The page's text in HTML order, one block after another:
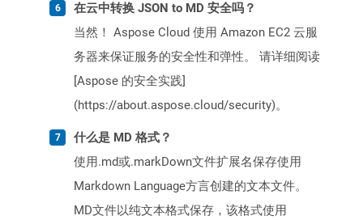
在云中转换 JSON to MD 安全吗？
当然！ Aspose Cloud 使用 Amazon EC2 云服
务器来保证服务的安全性和弹性。 请详细阅读
[Aspose 的安全实践]
(https://about.aspose.cloud/security)。
什么是 MD 格式？
使用.md或.markDown文件扩展名保存使用
Markdown Language方言创建的文本文件。
MD文件以纯文本格式保存，该格式使用